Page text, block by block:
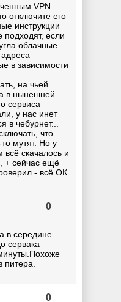
VPN
отключите его
инструкции
подходят, если
облачные
в зависимости
на чьей
в нынешней
сервиса
у нас инет
в чебурнет...
что
мутят. Но у
скачалось и
+ сейчас ещё
- всё ОК.
0
в середине
сервака
питера.
0